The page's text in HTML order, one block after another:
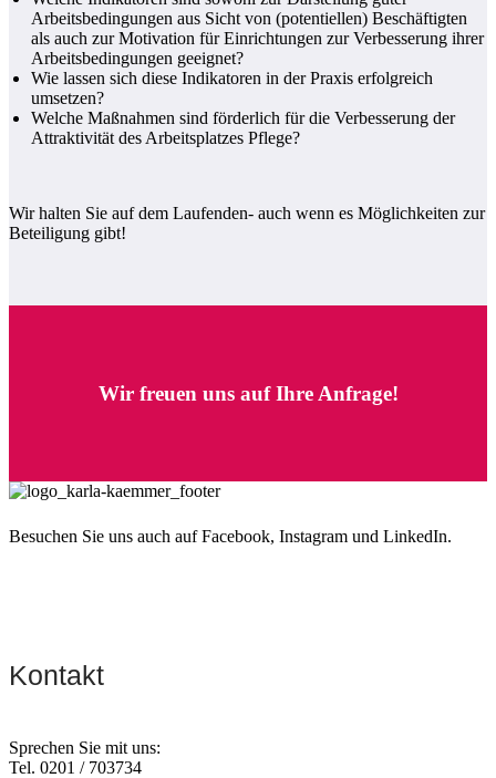
Arbeitsbedingungen aus Sicht von (potentiellen) Beschäftigten
als auch zur Motivation für Einrichtungen zur Verbesserung ihrer
Arbeitsbedingungen geeignet?
Wie lassen sich diese Indikatoren in der Praxis erfolgreich
umsetzen?
Welche Maßnahmen sind förderlich für die Verbesserung der
Attraktivität des Arbeitsplatzes Pflege?
Wir halten Sie auf dem Laufenden- auch wenn es Möglichkeiten zur
Beteiligung gibt!
Wir freuen uns auf Ihre Anfrage!
Besuchen Sie uns auch auf Facebook, Instagram und LinkedIn.
Kontakt
Sprechen Sie mit uns:
Tel. 0201 / 703734